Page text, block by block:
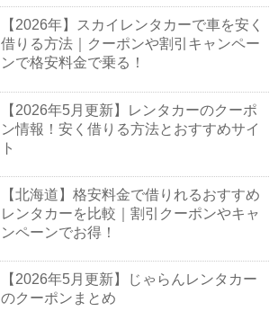
【2026年】スカイレンタカーで車を安く
借りる方法｜クーポンや割引キャンペー
ンで格安料金で乗る！
【2026年5月更新】レンタカーのクーポ
ン情報！安く借りる方法とおすすめサイ
ト
【北海道】格安料金で借りれるおすすめ
レンタカーを比較｜割引クーポンやキャ
ンペーンでお得！
【2026年5月更新】じゃらんレンタカー
のクーポンまとめ